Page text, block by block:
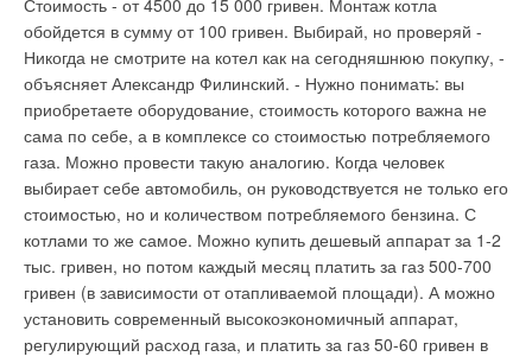
Стоимость - от 4500 до 15 000 гривен. Монтаж котла
обойдется в сумму от 100 гривен. Выбирай, но проверяй -
Никогда не смотрите на котел как на сегодняшнюю покупку, -
объясняет Александр Филинский. - Нужно понимать: вы
приобретаете оборудование, стоимость которого важна не
сама по себе, а в комплексе со стоимостью потребляемого
газа. Можно провести такую аналогию. Когда человек
выбирает себе автомобиль, он руководствуется не только его
стоимостью, но и количеством потребляемого бензина. С
котлами то же самое. Можно купить дешевый аппарат за 1-2
тыс. гривен, но потом каждый месяц платить за газ 500-700
гривен (в зависимости от отапливаемой площади). А можно
установить современный высокоэкономичный аппарат,
регулирующий расход газа, и платить за газ 50-60 гривен в